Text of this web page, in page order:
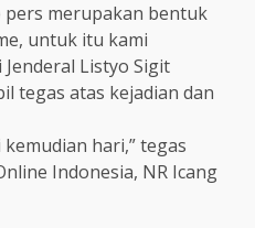
merupakan bentuk
untuk itu kami
Listyo Sigit
tegas atas kejadian dan
hari,” tegas
Indonesia, NR Icang